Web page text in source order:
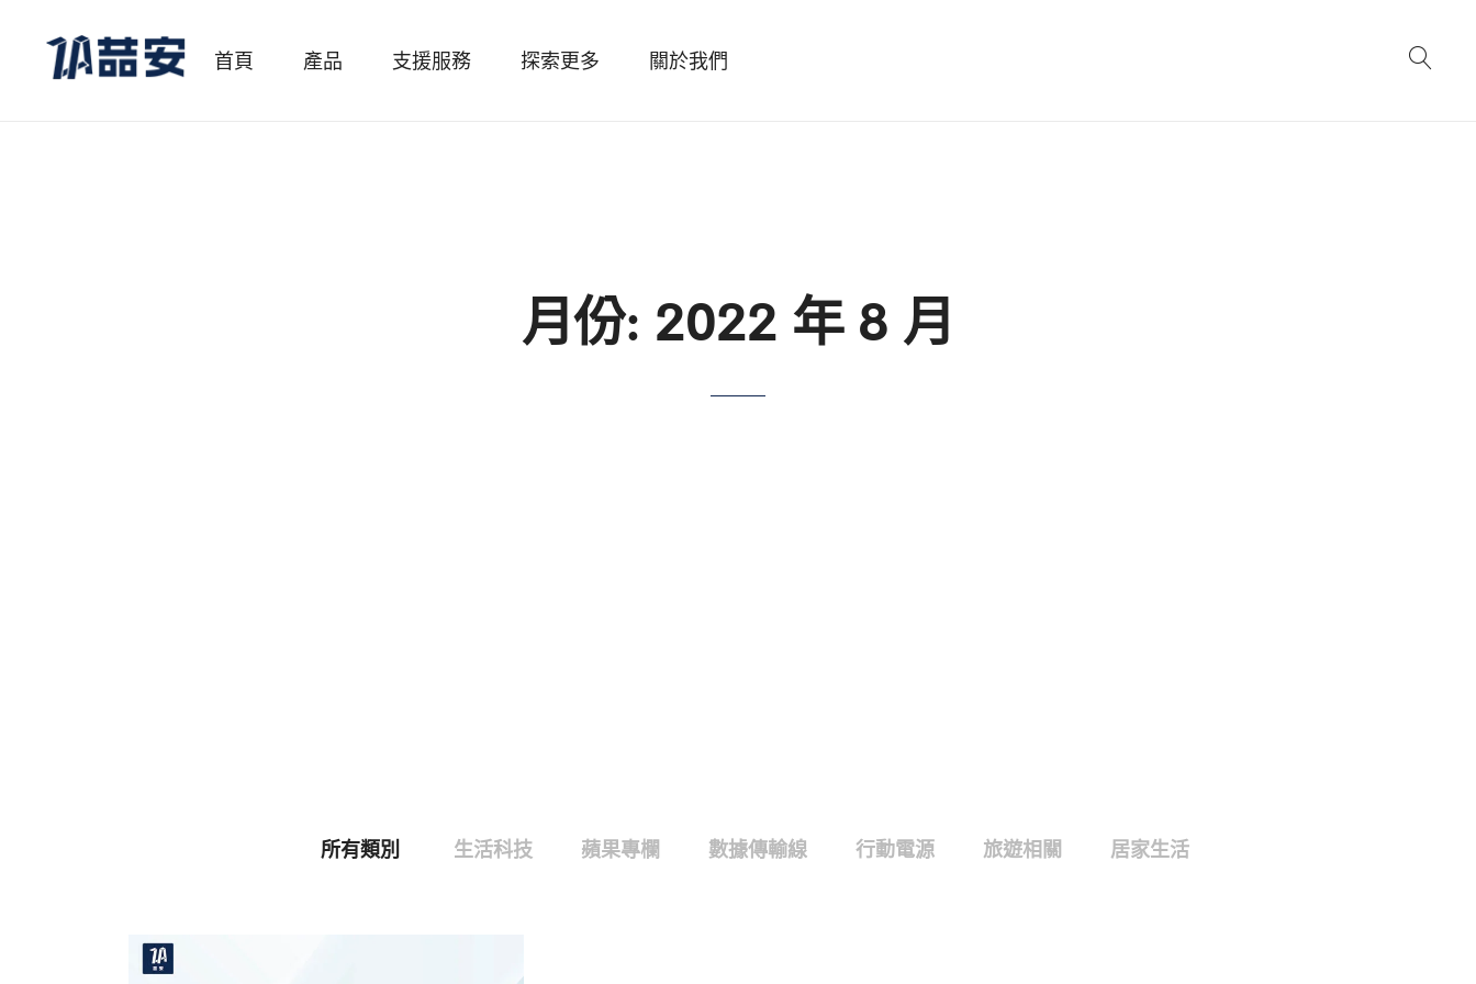
首頁 產品 支援服務 探索更多 關於我們
月份: 2022 年 8 月
所有類別 生活科技 蘋果專欄 數據傳輸線 行動電源 旅遊相關 居家生活